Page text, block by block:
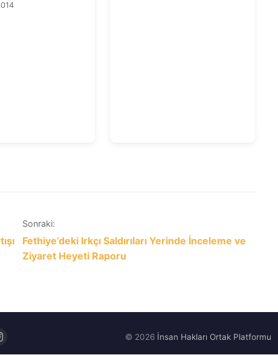
Sonraki:
Fethiye’deki Irkçı Saldırıları Yerinde İnceleme ve
Ziyaret Heyeti Raporu
© 2026 İnsan Hakları Ortak Platformu